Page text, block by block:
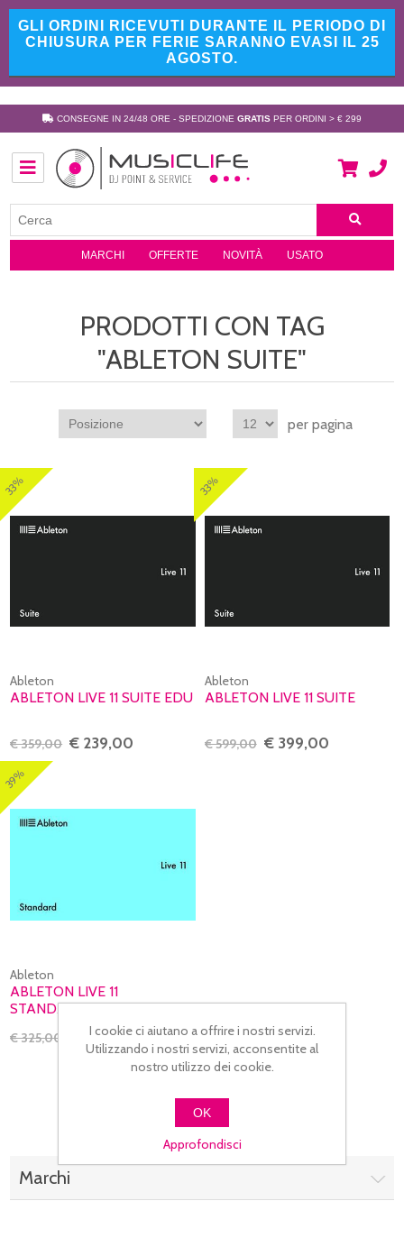
GLI ORDINI RICEVUTI DURANTE IL PERIODO DI
CHIUSURA PER FERIE SARANNO EVASI IL 25
AGOSTO.
CONSEGNE IN 24/48 ORE - SPEDIZIONE GRATIS PER ORDINI > € 299
MARCHI OFFERTE NOVITÀ USATO
PRODOTTI CON TAG
"ABLETON SUITE"
per pagina
33%
Ableton
ABLETON LIVE 11 SUITE EDU
€ 359,00 € 239,00
33%
Ableton
ABLETON LIVE 11 SUITE
€ 599,00 € 399,00
39%
Ableton
ABLETON LIVE 11
STANDARD
€ 325,00 € 199,00
Marchi
I cookie ci aiutano a offrire i nostri servizi.
Utilizzando i nostri servizi, acconsentite al
nostro utilizzo dei cookie.
OK
Approfondisci